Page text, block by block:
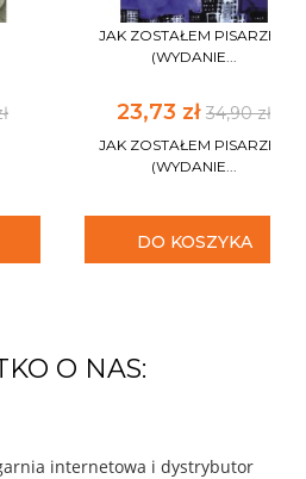
JAK ZOSTAŁEM PISARZEM
(WYDANIE...
23,73 zł 34,90 zł
JAK ZOSTAŁEM PISARZEM
(WYDANIE...
DO KOSZYKA
O NAS:
internetowa i dystrybutor